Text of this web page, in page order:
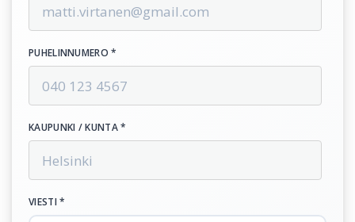
PUHELINNUMERO *
KAUPUNKI / KUNTA *
VIESTI *